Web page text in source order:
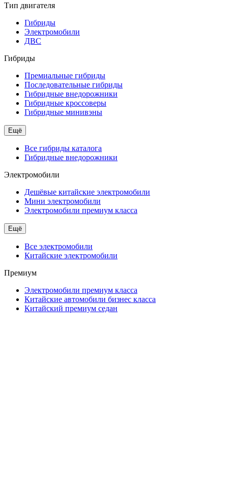
Тип двигателя
Гибриды
Электромобили
ДВС
Гибриды
Премиальные гибриды
Последовательные гибриды
Гибридные внедорожники
Гибридные кроссоверы
Гибридные минивэны
Ещё
Все гибриды каталога
Гибридные внедорожники
Электромобили
Дешёвые китайские электромобили
Мини электромобили
Электромобили премиум класса
Ещё
Все электромобили
Китайские электромобили
Премиум
Электромобили премиум класса
Китайские автомобили бизнес класса
Китайский премиум седан